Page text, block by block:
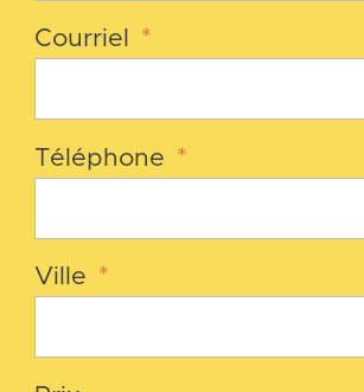
Courriel *
Téléphone *
Ville *